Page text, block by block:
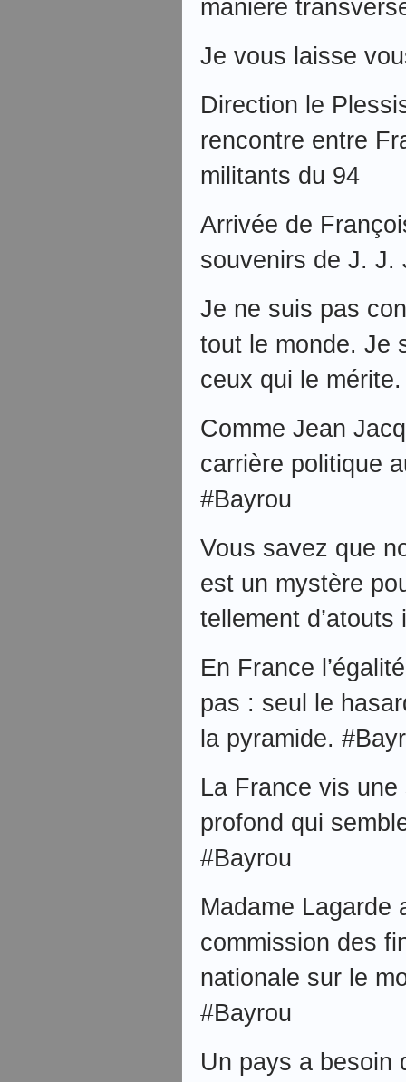
manière
Je vous laisse
Direction le
rencontre entre
militants du 94
Arrivée de
souvenirs de J. J.
Je ne suis pas
tout le monde. Je
ceux qui le
Comme Jean
carrière politique
#Bayrou
Vous savez que
est un mystère
tellement
En France
pas : seul le
la pyramide.
La France vis
profond qui
#Bayrou
Madame Lagarde
commission des
nationale sur le
#Bayrou
Un pays a besoin